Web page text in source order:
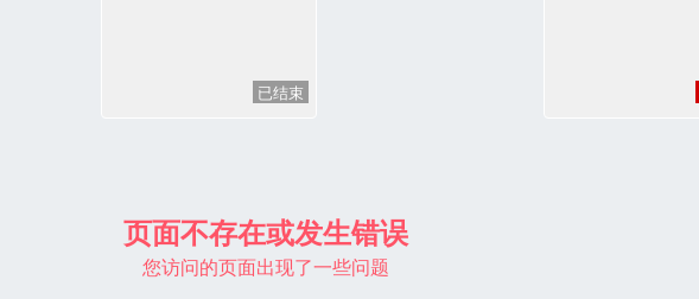
已结束
页面不存在或发生错误
您访问的页面出现了一些问题